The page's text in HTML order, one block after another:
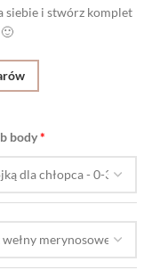
siebie i stwórz komplet
body